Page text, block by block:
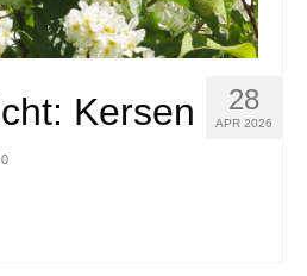
28
APR 2026
Kersen
0